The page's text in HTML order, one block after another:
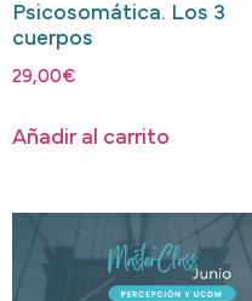
Psicosomática. Los 3
cuerpos
29,00€
Añadir al carrito